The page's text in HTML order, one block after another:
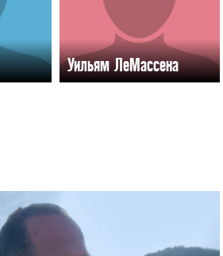
Уильям ЛеМассена